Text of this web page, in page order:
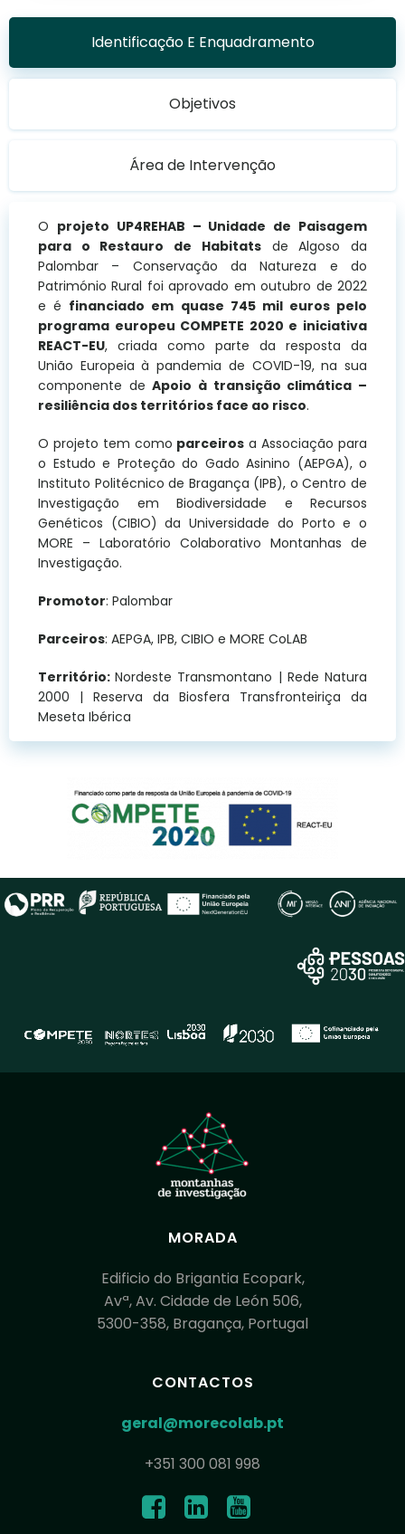
Identificação E Enquadramento
Objetivos
Área de Intervenção
O projeto UP4REHAB – Unidade de Paisagem
para o Restauro de Habitatsde Algoso da
Palombar – Conservação da Natureza e do
Património Rural foi aprovado em outubro de 2022
e é financiado em quase 745 mil euros pelo
programa europeu COMPETE 2020 e iniciativa
REACT-EU, criada como parte da resposta da
União Europeia à pandemia de COVID-19, na sua
componente deApoio à transição climática –
resiliência dos territórios face ao risco.
O projeto tem como parceiros a Associação para
o Estudo e Proteção do Gado Asinino (AEPGA), o
Instituto Politécnico de Bragança (IPB), o Centro de
Investigação em Biodiversidade e Recursos
Genéticos (CIBIO) da Universidade do Porto e o
MORE – Laboratório Colaborativo Montanhas de
Investigação.
Promotor: Palombar
Parceiros: AEPGA, IPB, CIBIO e MORE CoLAB
Território:Nordeste Transmontano | Rede Natura
2000 | Reserva da Biosfera Transfronteiriça da
Meseta Ibérica
MORADA
Edificio do Brigantia Ecopark,
Avª, Av. Cidade de León 506,
5300-358, Bragança, Portugal
CONTACTOS
geral@morecolab.pt
+351 300 081 998